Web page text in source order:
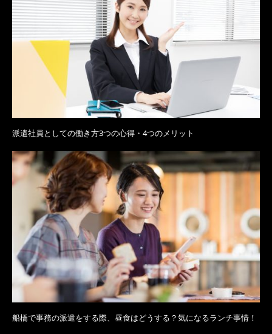
派遣社員としての働き方3つの心得・4つのメリット
船橋で事務の派遣をする際、昼食はどうする？気になるランチ事情！